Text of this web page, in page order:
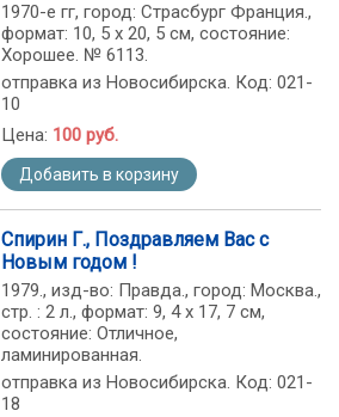
1970-е гг, город: Страсбург Франция.,
формат: 10, 5 х 20, 5 см, состояние:
Хорошее. № 6113.
отправка из Новосибирска. Код: 021-
10
Цена: 100 руб.
Добавить в корзину
Спирин Г., Поздравляем Вас с
Новым годом !
1979., изд-во: Правда., город: Москва.,
стр. : 2 л., формат: 9, 4 х 17, 7 см,
состояние: Отличное,
ламинированная.
отправка из Новосибирска. Код: 021-
18